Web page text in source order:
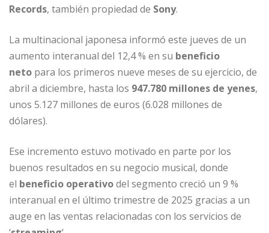
Records, también propiedad de Sony.
La multinacional japonesa informó este jueves de un
aumento interanual del 12,4 % en su beneficio
neto para los primeros nueve meses de su ejercicio, de
abril a diciembre, hasta los 947.780 millones de yenes,
unos 5.127 millones de euros (6.028 millones de
dólares).
Ese incremento estuvo motivado en parte por los
buenos resultados en su negocio musical, donde
el beneficio operativodel segmento creció un 9 %
interanual en el último trimestre de 2025 gracias a un
auge en las ventas relacionadas con los servicios de